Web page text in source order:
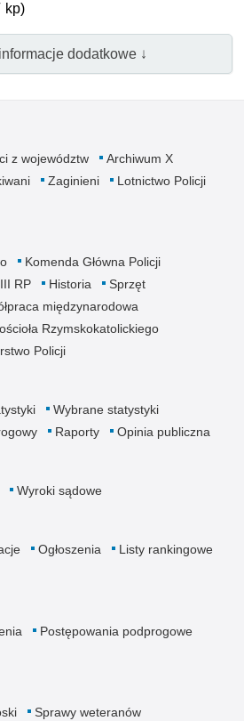
kp)
dodatkowe ↓
z województw
Archiwum X
Zaginieni
Lotnictwo Policji
Komenda Główna Policji
RP Historia
Sprzęt
międzynarodowa
Rzymskokatolickiego
Policji
Wybrane statystyki
Raporty Opinia publiczna
Wyroki sądowe
Ogłoszenia
Listy rankingowe
Postępowania podprogowe
Sprawy weteranów